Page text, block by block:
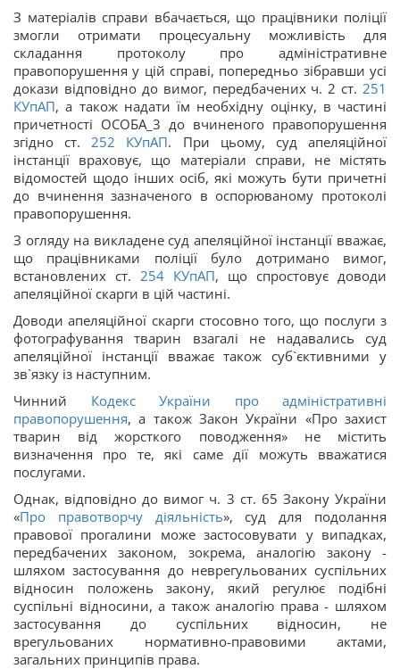
З матеріалів справи вбачається, що працівники поліції
змогли отримати процесуальну можливість для
складання протоколу про адміністративне
правопорушення у цій справі, попередньо зібравши усі
докази відповідно до вимог, передбачених ч. 2 ст. 251
КУпАП, а також надати їм необхідну оцінку, в частині
причетності ОСОБА_3 до вчиненого правопорушення
згідно ст. 252 КУпАП. При цьому, суд апеляційної
інстанції враховує, що матеріали справи, не містять
відомостей щодо інших осіб, які можуть бути причетні
до вчинення зазначеного в оспорюваному протоколі
правопорушення.
З огляду на викладене суд апеляційної інстанції вважає,
що працівниками поліції було дотримано вимог,
встановлених ст. 254 КУпАП, що спростовує доводи
апеляційної скарги в цій частині.
Доводи апеляційної скарги стосовно того, що послуги з
фотографування тварин взагалі не надавались суд
апеляційної інстанції вважає також суб`єктивними у
зв`язку із наступним.
Чинний Кодекс України про адміністративні
правопорушення, а також Закон України «Про захист
тварин від жорсткого поводження» не містить
визначення про те, які саме дії можуть вважатися
послугами.
Однак, відповідно до вимог ч. 3 ст. 65 Закону України
«Про правотворчу діяльність», суд для подолання
правової прогалини може застосовувати у випадках,
передбачених законом, зокрема, аналогію закону -
шляхом застосування до неврегульованих суспільних
відносин положень закону, який регулює подібні
суспільні відносини, а також аналогію права - шляхом
застосування до суспільних відносин, не
врегульованих нормативно-правовими актами,
загальних принципів права.